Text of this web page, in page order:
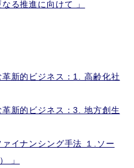
る推進に向けて 」
革新的ビジネス：1. 高齢化社
革新的ビジネス：3. 地方創生
ァイナンシング手法 １.ソー
」